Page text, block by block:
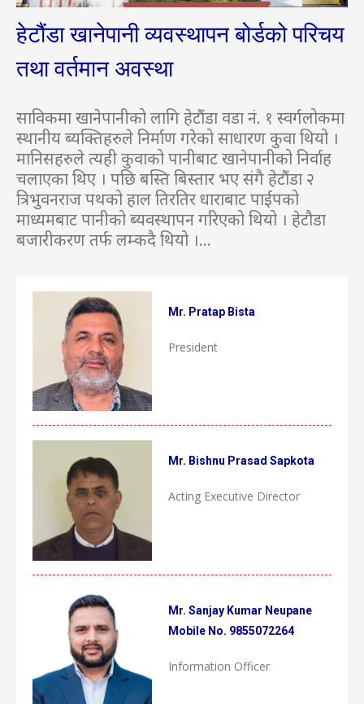
हेटौंडा खानेपानी व्यवस्थापन बोर्डको परिचय
तथा वर्तमान अवस्था
साविकमा खानेपानीको लागि हेटौंडा वडा नं. १ स्वर्गलोकमा
स्थानीय ब्यक्तिहरुले निर्माण गरेको साधारण कुवा थियो ।
मानिसहरुले त्यही कुवाको पानीबाट खानेपानीको निर्वाह
चलाएका थिए । पछि बस्ति बिस्तार भए संगै हेटौंडा २
त्रिभुवनराज पथको हाल तिरतिर धाराबाट पाईपको
माध्यमबाट पानीको ब्यवस्थापन गरिएको थियो । हेटौडा
बजारीकरण तर्फ लम्कदै थियो ।...
Mr. Pratap Bista
President
Mr. Bishnu Prasad Sapkota
Acting Executive Director
Mr. Sanjay Kumar Neupane
Mobile No. 9855072264
Information Officer